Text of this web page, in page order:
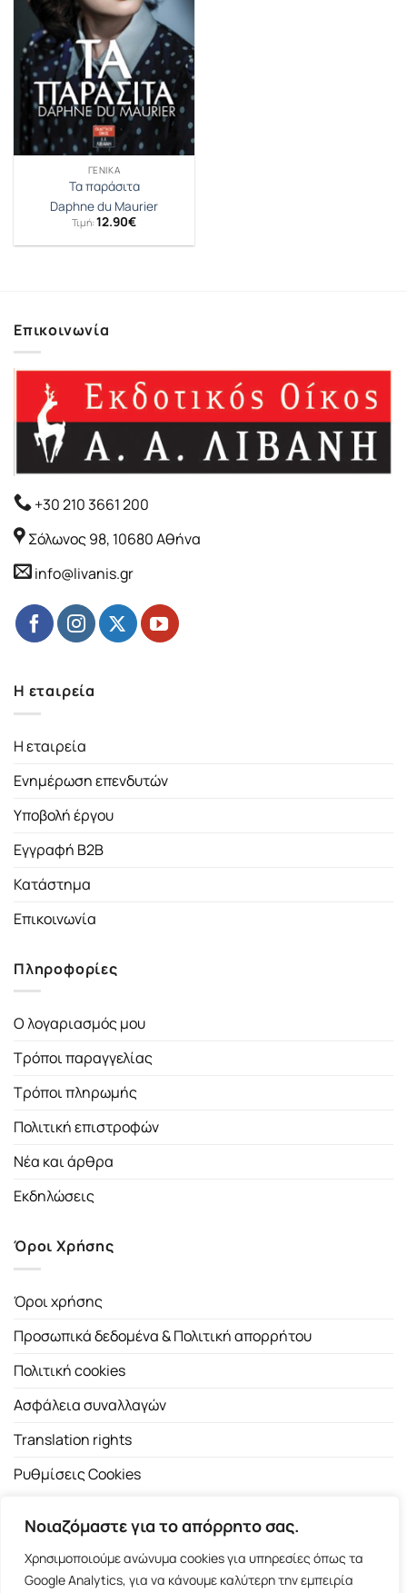
Νοιαζόμαστε για το απόρρητο σας.
Χρησιμοποιούμε ανώνυμα cookies για υπηρεσίες όπως τα
Google Analytics, για να κάνουμε καλύτερη την εμπειρία
ΓΕΝΙΚΆ
Τα παράσιτα
Daphne du Maurier
Τιμή: 12.90€
Επικοινωνία
+30 210 3661 200
Σόλωνος 98, 10680 Αθήνα
info@livanis.gr
Η εταιρεία
Η εταιρεία
Ενημέρωση επενδυτών
Υποβολή έργου
Εγγραφή B2B
Κατάστημα
Επικοινωνία
Πληροφορίες
Ο λογαριασμός μου
Τρόποι παραγγελίας
Τρόποι πληρωμής
Πολιτική επιστροφών
Νέα και άρθρα
Εκδηλώσεις
Όροι Χρήσης
Όροι χρήσης
Προσωπικά δεδομένα & Πολιτική απορρήτου
Πολιτική cookies
Ασφάλεια συναλλαγών
Translation rights
Ρυθμίσεις Cookies